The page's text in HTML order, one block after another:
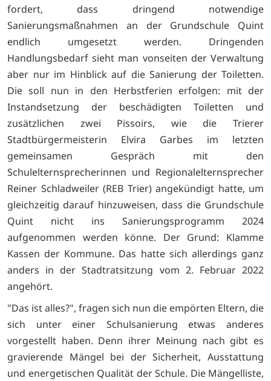
fordert, dass dringend notwendige
Sanierungsmaßnahmen an der Grundschule Quint
endlich umgesetzt werden. Dringenden
Handlungsbedarf sieht man vonseiten der Verwaltung
aber nur im Hinblick auf die Sanierung der Toiletten.
Die soll nun in den Herbstferien erfolgen: mit der
Instandsetzung der beschädigten Toiletten und
zusätzlichen zwei Pissoirs, wie die Trierer
Stadtbürgermeisterin Elvira Garbes im letzten
gemeinsamen Gespräch mit den
Schulelternsprecherinnen und Regionalelternsprecher
Reiner Schladweiler (REB Trier) angekündigt hatte, um
gleichzeitig darauf hinzuweisen, dass die Grundschule
Quint nicht ins Sanierungsprogramm 2024
aufgenommen werden könne. Der Grund: Klamme
Kassen der Kommune. Das hatte sich allerdings ganz
anders in der Stadtratsitzung vom 2. Februar 2022
angehört.
"Das ist alles?", fragen sich nun die empörten Eltern, die
sich unter einer Schulsanierung etwas anderes
vorgestellt haben. Denn ihrer Meinung nach gibt es
gravierende Mängel bei der Sicherheit, Ausstattung
und energetischen Qualität der Schule. Die Mängelliste,